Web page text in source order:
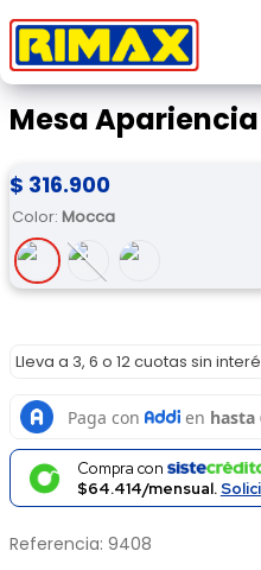
Mesa
$ 316.900
Color: Mocca
Lleva a 3, 6 o 12 cuotas sin
Compra con
$64.414/mensual.
Referencia: 9408